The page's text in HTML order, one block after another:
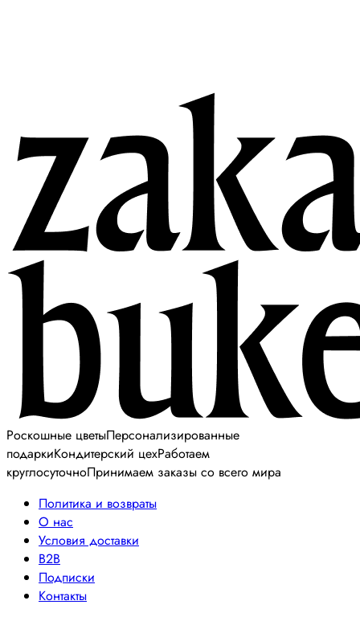
Роскошные цветыПерсонализированные
подаркиКондитерский цехРаботаем
круглосуточноПринимаем заказы со всего мира
Политика и возвраты
О нас
Условия доставки
B2B
Подписки
Контакты